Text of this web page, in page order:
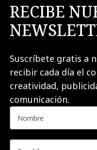
RECIBE
Suscríbete gratis a
recibir cada día el
creatividad,
comunicación.